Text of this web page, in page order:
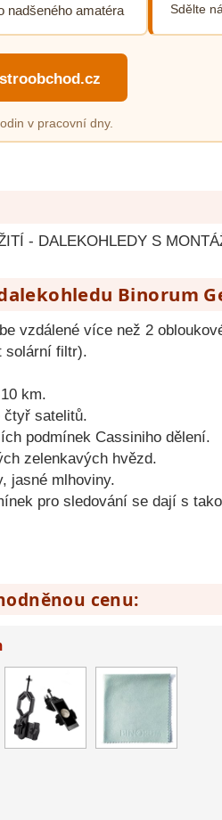
nadšeného amatéra
Sdělte
v pracovní dny.
- DALEKOHLEDY S
Binorum
vzdálené více než 2
solární filtr).
km.
čtyř satelitů.
podmínek Cassiniho dělení.
zelenkavých hvězd.
jasné mlhoviny.
pro sledování se dají s
cenu: